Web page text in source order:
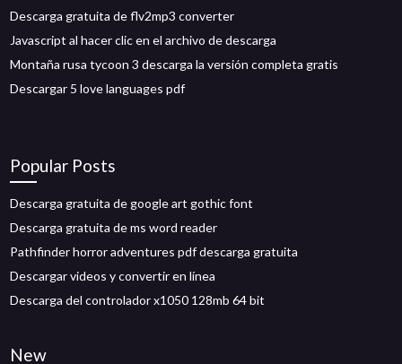
Descarga gratuita de flv2mp3 converter
Javascript al hacer clic en el archivo de descarga
Montaña rusa tycoon 3 descarga la versión completa gratis
Descargar 5 love languages ​​pdf
Popular Posts
Descarga gratuita de google art gothic font
Descarga gratuita de ms word reader
Pathfinder horror adventures pdf descarga gratuita
Descargar videos y convertir en línea
Descarga del controlador x1050 128mb 64 ​​bit
New